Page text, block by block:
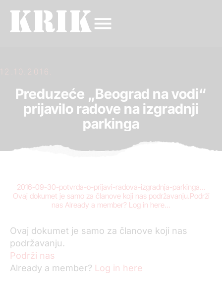
12.10.2016.
Preduzeće „Beograd na vodi“
prijavilo radove na izgradnji
parkinga
2016-09-30-potvrda-o-prijavi-radova-izgradnja-parkinga…
Ovaj dokumet je samo za članove koji nas podržavanju.Podrži
nas Already a member? Log in here...
Ovaj dokumet je samo za članove koji nas
podržavanju.
Podrži nas
Already a member? Log in here